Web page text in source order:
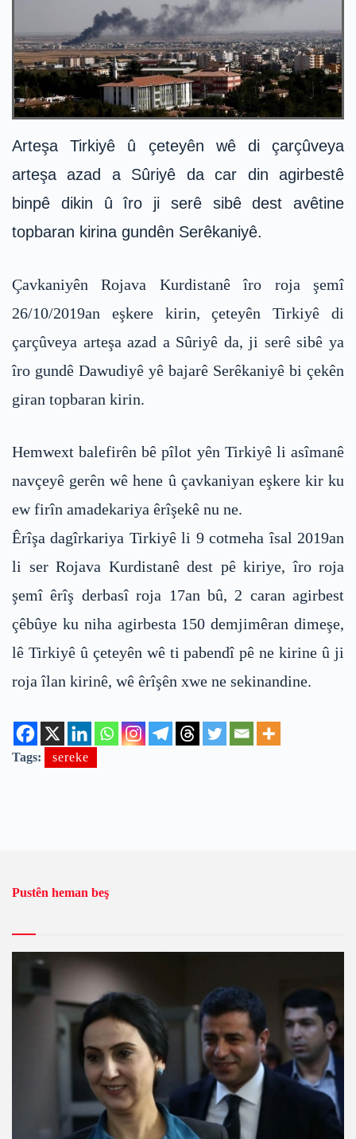
Arteşa Tirkiyê û çeteyên wê di çarçûveya
arteşa azad a Sûriyê da car din agirbestê
binpê dikin û îro ji serê sibê dest avêtine
topbaran kirina gundên Serêkaniyê.
Çavkaniyên Rojava Kurdistanê îro roja şemî
26/10/2019an eşkere kirin, çeteyên Tirkiyê di
çarçûveya arteşa azad a Sûriyê da, ji serê sibê ya
îro gundê Dawudiyê yê bajarê Serêkaniyê bi çekên
giran topbaran kirin.
Hemwext balefirên bê pîlot yên Tirkiyê li asîmanê
navçeyê gerên wê hene û çavkaniyan eşkere kir ku
ew firîn amadekariya êrîşekê nu ne.
Êrîşa dagîrkariya Tirkiyê li 9 cotmeha îsal 2019an
li ser Rojava Kurdistanê dest pê kiriye, îro roja
şemî êrîş derbasî roja 17an bû, 2 caran agirbest
çêbûye ku niha agirbesta 150 demjimêran dimeşe,
lê Tirkiyê û çeteyên wê ti pabendî pê ne kirine û ji
roja îlan kirinê, wê êrîşên xwe ne sekinandine.
Tags: sereke
Pustên heman beş